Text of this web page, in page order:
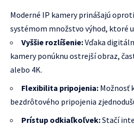
Moderné IP kamery prinášajú
systémom množstvo výhod, ktoré
Vyššie rozlíšenie:Vďaka
kamery ponúknu ostrejší obraz,
alebo 4K.
Flexibilita pripojenia: Možnosť
bezdrôtového pripojenia
Prístup odkiaľkoľvek:Stačí